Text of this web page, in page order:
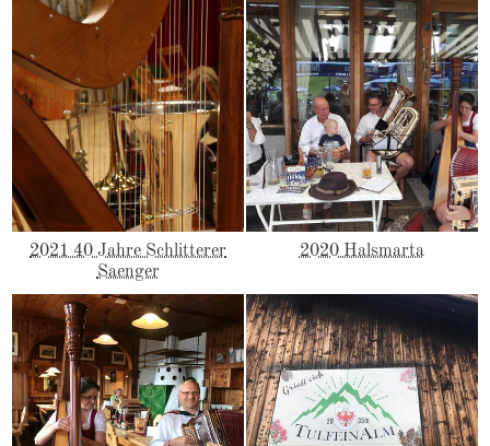
2021 40 Jahre Schlitterer
Saenger
2020 Halsmarta